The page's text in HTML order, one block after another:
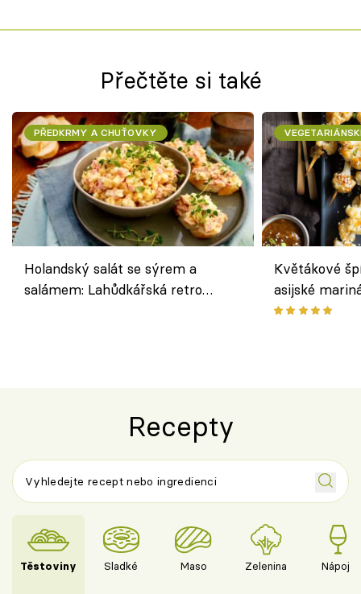
Přečtěte si také
PŘEDKRMY A CHUŤOVKY
Holandský salát se sýrem a
salámem: Lahůdkářská retro
Květákové
asijské
chuťovka z
Recepty
Těstoviny Sladké Maso Zelenina Nápoje